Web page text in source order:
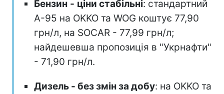
Бензин - ціни стабільні: стандартний
А-95 на OKKO та WOG коштує 77,90
грн/л, на SOCAR - 77,99 грн/л;
найдешевша пропозиція в "Укрнафти"
- 71,90 грн/л.
Дизель - без змін за добу: на OKKO та